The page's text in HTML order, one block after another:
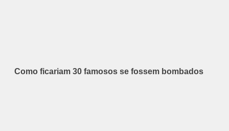
Como ficariam 30 famosos se fossem bombados